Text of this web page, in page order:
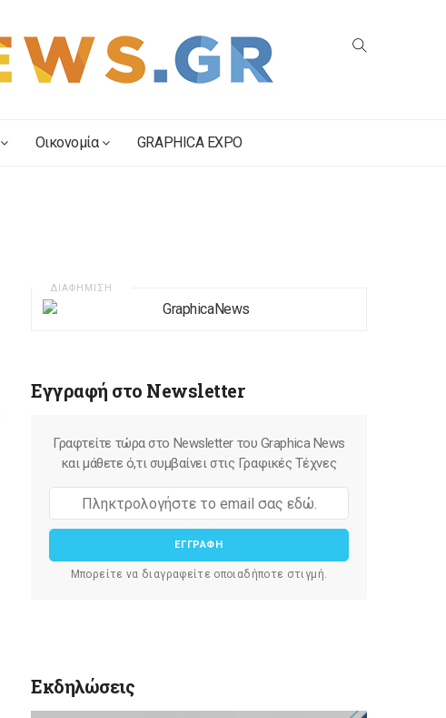
Οικονομία GRAPHICA EXPO
ΔΙΑΦΗΜΙΣΗ
Εγγραφή στο Newsletter
Γραφτείτε τώρα στο Newsletter του Graphica News
και μάθετε ό,τι συμβαίνει στις Γραφικές Τέχνες
ΕΓΓΡΑΦΗ
Μπορείτε να διαγραφείτε οποιαδήποτε στιγμή.
Εκδηλώσεις